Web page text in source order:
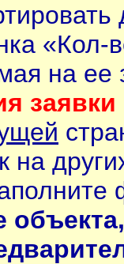
«Кол-
на ее
заявки
на